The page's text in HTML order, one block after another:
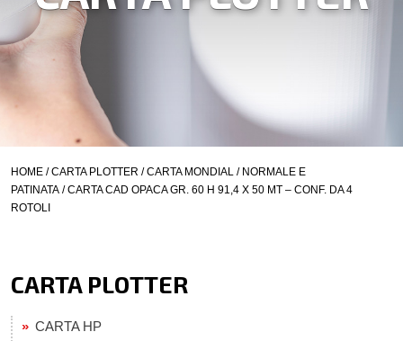
HOME /CARTA PLOTTER /CARTA MONDIAL / NORMALE E
PATINATA / CARTA CAD OPACA GR. 60 H 91,4 X 50 MT – CONF. DA 4
ROTOLI
CARTA PLOTTER
CARTA HP